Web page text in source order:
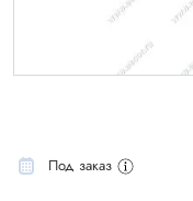
Под заказ